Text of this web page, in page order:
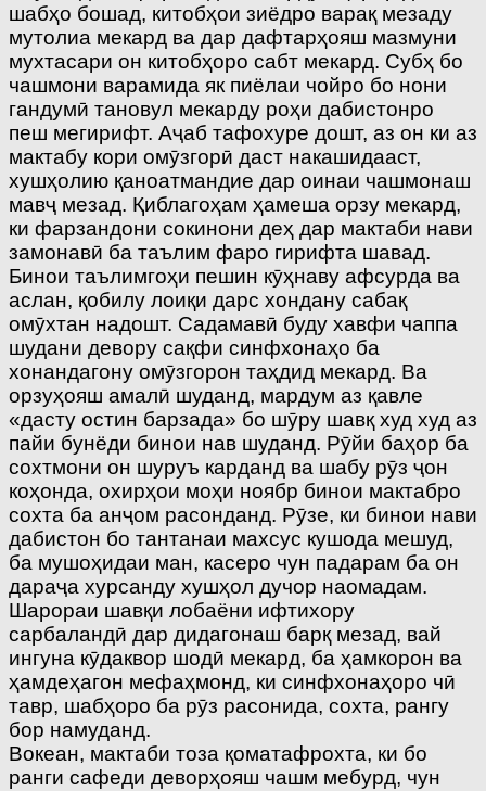
шабҳо бошад, китобҳои зиёдро варақ мезаду
мутолиа мекард ва дар дафтарҳояш мазмуни
мухтасари он китобҳоро сабт мекард. Субҳ бо
чашмони варамида як пиёлаи чойро бо нони
гандумӣ тановул мекарду роҳи дабистонро
пеш мегирифт. Аҷаб тафохуре дошт, аз он ки аз
мактабу кори омӯзгорӣ даст накашидааст,
хушҳолию қаноатмандие дар оинаи чашмонаш
мавҷ мезад. Қиблагоҳам ҳамеша орзу мекард,
ки фарзандони сокинони деҳ дар мактаби нави
замонавӣ ба таълим фаро гирифта шавад.
Бинои таълимгоҳи пешин кӯҳнаву афсурда ва
аслан, қобилу лоиқи дарс хондану сабақ
омӯхтан надошт. Садамавӣ буду хавфи чаппа
шудани девору сақфи синфхонаҳо ба
хонандагону омӯзгорон таҳдид мекард. Ва
орзуҳояш амалӣ шуданд, мардум аз қавле
«дасту остин барзада» бо шӯру шавқ худ худ аз
пайи бунёди бинои нав шуданд. Рӯйи баҳор ба
сохтмони он шуруъ карданд ва шабу рӯз ҷон
коҳонда, охирҳои моҳи ноябр бинои мактабро
сохта ба анҷом расонданд. Рӯзе, ки бинои нави
дабистон бо тантанаи махсус кушода мешуд,
ба мушоҳидаи ман, касеро чун падарам ба он
дараҷа хурсанду хушҳол дучор наомадам.
Шарораи шавқи лобаёни ифтихору
сарбаландӣ дар дидагонаш барқ мезад, вай
ингуна кӯдаквор шодӣ мекард, ба ҳамкорон ва
ҳамдеҳагон мефаҳмонд, ки синфхонаҳоро чӣ
тавр, шабҳоро ба рӯз расонида, сохта, рангу
бор намуданд.
Вокеан, мактаби тоза қоматафрохта, ки бо
ранги сафеди деворҳояш чашм мебурд, чун